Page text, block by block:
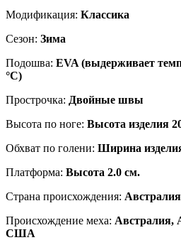
Модификация: Классика
Сезон: Зима
Подошва: EVA (выдерживает
°C)
Прострочка: Двойные швы
Высота по ноге: Высота изделия
Обхват по голени: Ширина
Платформа: Высота 2.0 см.
Страна происхождения: Австралия
Происхождение меха: Австралия,
США